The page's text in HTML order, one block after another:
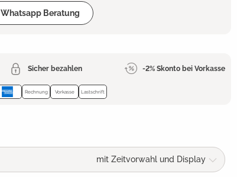
Whatsapp Beratung
Sicher bezahlen -2% Skonto bei Vorkasse
Rechnung Vorkasse Lastschrift
mit Zeitvorwahl und Display